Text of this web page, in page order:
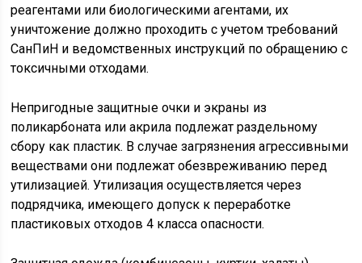
реагентами или биологическими агентами, их
уничтожение должно проходить с учетом требований
СанПиН и ведомственных инструкций по обращению с
токсичными отходами.
Непригодные защитные очки и экраны из
поликарбоната или акрила подлежат раздельному
сбору как пластик. В случае загрязнения агрессивными
веществами они подлежат обезвреживанию перед
утилизацией. Утилизация осуществляется через
подрядчика, имеющего допуск к переработке
пластиковых отходов 4 класса опасности.